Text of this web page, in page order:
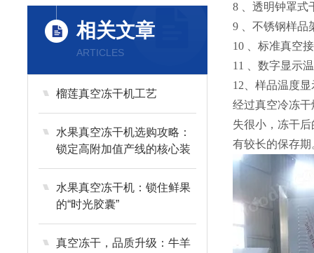
相关文章
ARTICLES
榴莲真空冻干机工艺
水果真空冻干机选购攻略：
锁定高附加值产线的核心装
备
水果真空冻干机：锁住鲜果
的“时光胶囊”
真空冻干，品质升级：牛羊
8 、透明钟罩式
9 、不锈钢样品
10 、标准真空
11 、数字显示
12、样品温度
经过真空冷冻
失很小，冻干
有较长的保存